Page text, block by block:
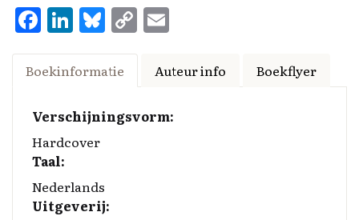
F
a
ce
o
o
k
Li
n
k
d
I
n
Bl
u
es
y
C
o
y
Li
ai
Boekinformatie Auteur info Boekflyer
Verschijningsvorm:
Hardcover
Taal:
Nederlands
Uitgeverij: